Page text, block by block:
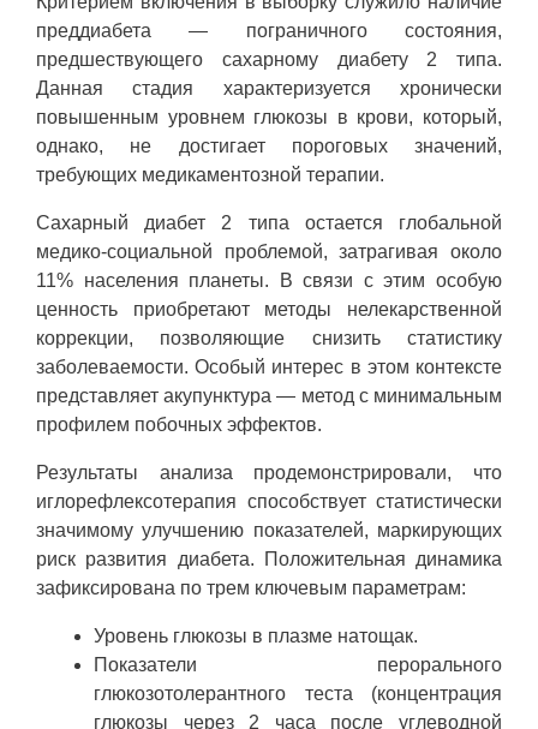
преддиабета — пограничного состояния,
предшествующего сахарному диабету 2 типа.
Данная стадия характеризуется хронически
повышенным уровнем глюкозы в крови, который,
однако, не достигает пороговых значений,
требующих медикаментозной терапии.
Сахарный диабет 2 типа остается глобальной
медико-социальной проблемой, затрагивая около
11% населения планеты. В связи с этим особую
ценность приобретают методы нелекарственной
коррекции, позволяющие снизить статистику
заболеваемости. Особый интерес в этом контексте
представляет акупунктура — метод с минимальным
профилем побочных эффектов.
Результаты анализа продемонстрировали, что
иглорефлексотерапия способствует статистически
значимому улучшению показателей, маркирующих
риск развития диабета. Положительная динамика
зафиксирована по трем ключевым параметрам:
Уровень глюкозы в плазме натощак.
Показатели перорального
глюкозотолерантного теста (концентрация
глюкозы через 2 часа после углеводной